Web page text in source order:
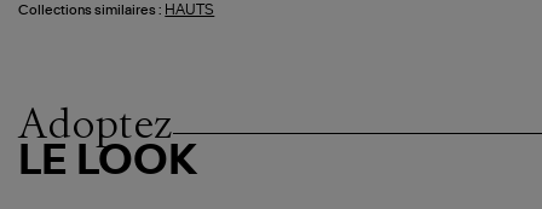
Collections similaires : HAUTS
Adoptez
LE LOOK